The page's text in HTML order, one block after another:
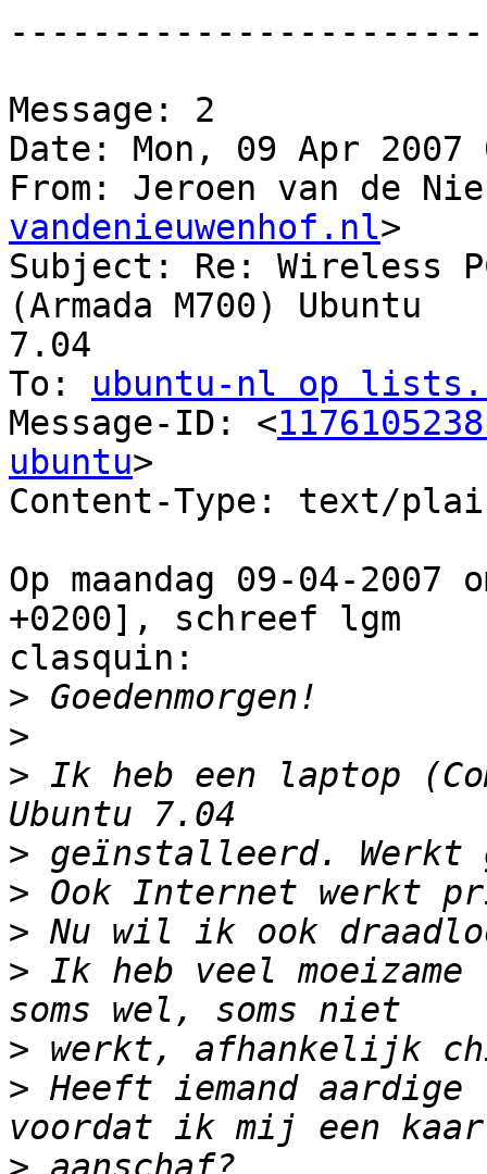
Message: 2
Date: Mon, 09 Apr 2007
From: Jeroen van de
vandenieuwenhof.nl>
Subject: Re: Wireless
(Armada M700) Ubuntu
7.04
To: ubuntu-nl op
Message-ID: <
ubuntu>
Content-Type: text/
Op maandag 09-04-
+0200], schreef lgm
clasquin:
>
>
> Ik heb een laptop
>
>
>
> Ik heb veel
>
> Heeft iemand